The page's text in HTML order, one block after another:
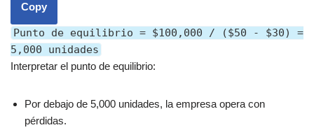
Copy
Punto de equilibrio = $100,000 / ($50 - $30) =
5,000 unidades
Interpretar el punto de equilibrio:
Por debajo de 5,000 unidades, la empresa opera con
pérdidas.